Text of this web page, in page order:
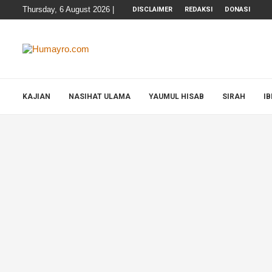
Thursday, 6 August 2026 | DISCLAIMER REDAKSI DONASI
KAJIAN NASIHAT ULAMA YAUMUL HISAB SIRAH